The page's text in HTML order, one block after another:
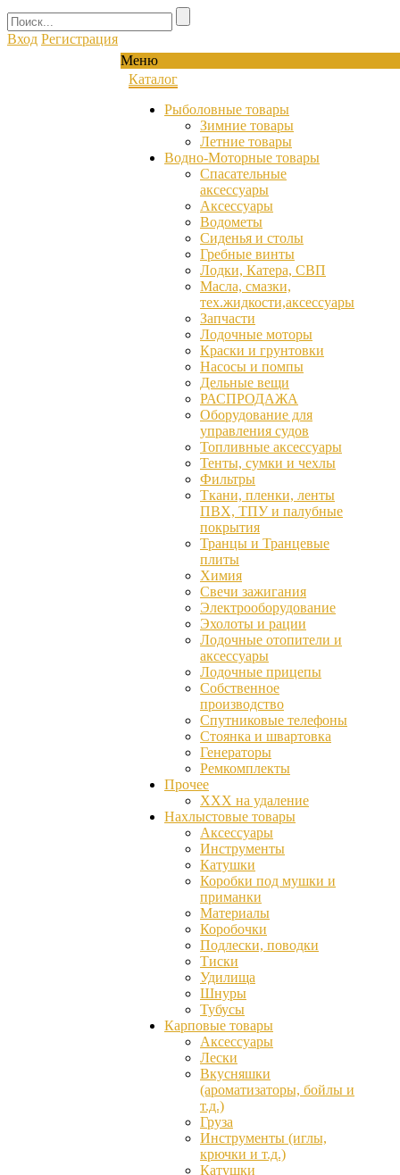
Вход Регистрация
Меню
Каталог
Рыболовные товары
Зимние товары
Летние товары
Водно-Моторные товары
Спасательные
аксессуары
Аксессуары
Водометы
Сиденья и столы
Гребные винты
Лодки, Катера, СВП
Масла, смазки,
тех.жидкости,аксессуары
Запчасти
Лодочные моторы
Краски и грунтовки
Насосы и помпы
Дельные вещи
РАСПРОДАЖА
Оборудование для
управления судов
Топливные аксессуары
Тенты, сумки и чехлы
Фильтры
Ткани, пленки, ленты
ПВХ, ТПУ и палубные
покрытия
Транцы и Транцевые
плиты
Химия
Свечи зажигания
Электрооборудование
Эхолоты и рации
Лодочные отопители и
аксессуары
Лодочные прицепы
Собственное
производство
Спутниковые телефоны
Стоянка и швартовка
Генераторы
Ремкомплекты
Прочее
ХХХ на удаление
Нахлыстовые товары
Аксессуары
Инструменты
Катушки
Коробки под мушки и
приманки
Материалы
Коробочки
Подлески, поводки
Тиски
Удилища
Шнуры
Тубусы
Карповые товары
Аксессуары
Лески
Вкусняшки
(ароматизаторы, бойлы и
т.д.)
Груза
Инструменты (иглы,
крючки и т.д.)
Катушки